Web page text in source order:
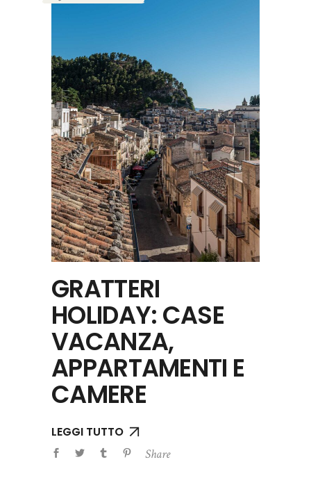
GRATTERI
HOLIDAY: CASE
VACANZA,
APPARTAMENTI E
CAMERE
LEGGI TUTTO
Share